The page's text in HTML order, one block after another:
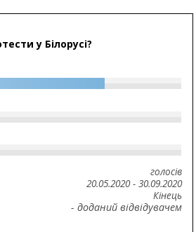
у Білорусі?
голосів
20.05.2020- 30.09.2020
Кінець
- доданий відвідувачем